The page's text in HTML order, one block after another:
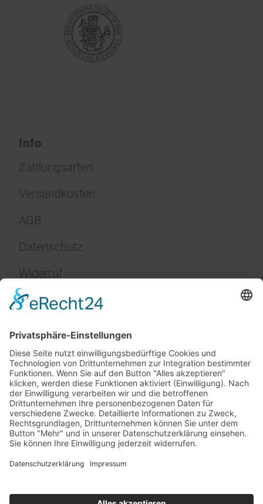
Info
Zahlungsarten
Versandkosten
AGB
Datenschutz
Widerruf
Impressum
Service
FAQ
Zahlungsarten